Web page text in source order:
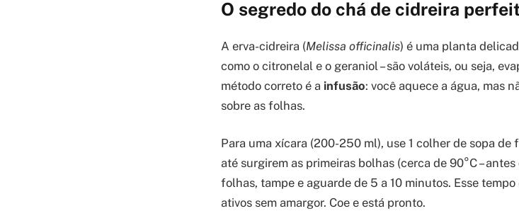
O segredo do chá de cidreira
A erva-cidreira (Melissa officinalis) é uma planta
como o citronelal e o geraniol – são voláteis, ou seja,
método correto é a infusão: você aquece a água, mas
sobre as folhas.
Para uma xícara (200-250 ml), use 1 colher de sopa
até surgirem as primeiras bolhas (cerca de 90°C –
folhas, tampe e aguarde de 5 a 10 minutos. Esse
ativos sem amargor. Coe e está pronto.